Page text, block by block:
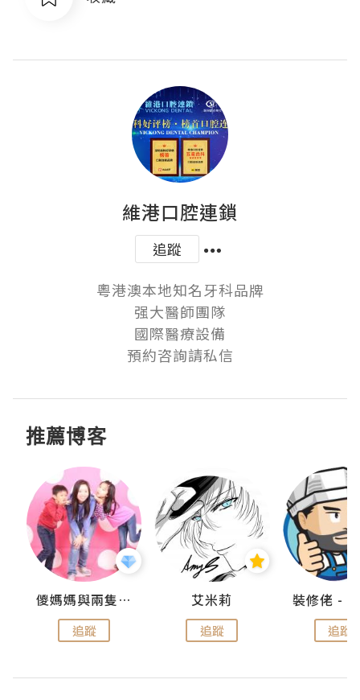
維港口腔連鎖
追蹤
粵港澳本地知名牙科品牌
强大醫師團隊
國際醫療設備
預約咨詢請私信
推薦博客
儍媽媽與兩隻小魔怪之家
追蹤
艾米莉
追蹤 追蹤